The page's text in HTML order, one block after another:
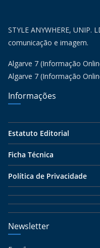
STYLE ANYWHERE, UNIP.
comunicação e imagem.
Algarve 7 (Informação
Algarve 7 (Informação
Informações
Estatuto Editorial
Ficha Técnica
Política de Privacidade
Newsletter